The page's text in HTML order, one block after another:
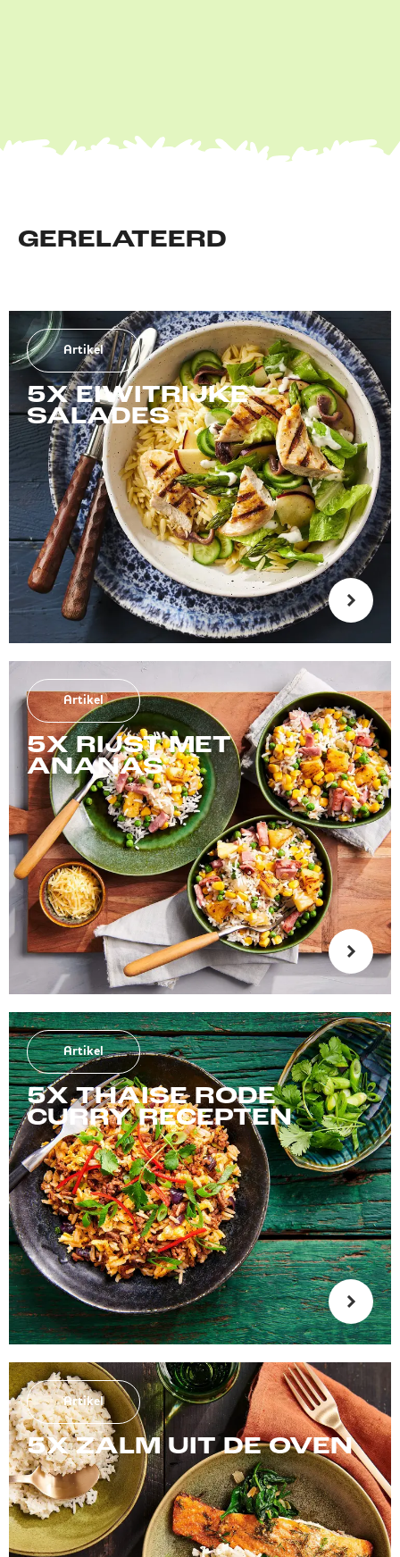
GERELATEERD
Artikel
5X EIWITRIJKE
SALADES
Artikel
5X RIJST MET
ANANAS
Artikel
5X THAISE RODE
CURRY RECEPTEN
Artikel
5X ZALM UIT DE OVEN